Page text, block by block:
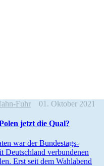
Fuhr 01. Oktober 2021
jetzt die Qual?
war der Bundestags-
Deutschland verbun­denen
Erst seit dem Wahlabend